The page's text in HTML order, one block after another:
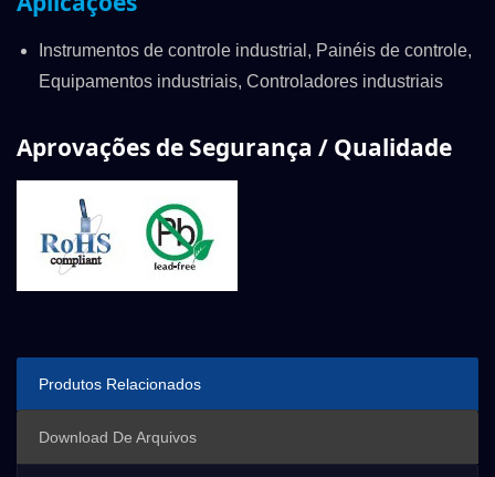
Instrumentos de controle industrial, Painéis de controle,
Equipamentos industriais, Controladores industriais
Aprovações de Segurança / Qualidade
Produtos Relacionados
Download De Arquivos